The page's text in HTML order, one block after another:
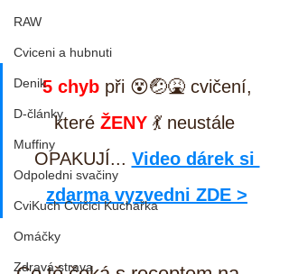
RAW
Cviceni a hubnuti
Denik
D-články
Muffiny
Odpoledni svačiny
CviKuch Cvičici Kuchařka
Omáčky
Zdravá strava
5 chyb při 😵🤕🤮 cvičení,
které ŽENY 💃 neustále
OPAKUJÍ... Video dárek si
zdarma vyzvedni ZDE >